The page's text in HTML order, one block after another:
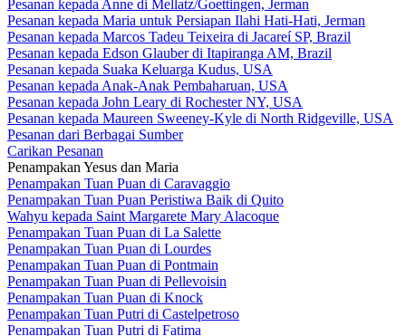
Pesanan kepada Anne di Mellatz/Goettingen, Jerman
Pesanan kepada Maria untuk Persiapan Ilahi Hati-Hati, Jerman
Pesanan kepada Marcos Tadeu Teixeira di Jacareí SP, Brazil
Pesanan kepada Edson Glauber di Itapiranga AM, Brazil
Pesanan kepada Suaka Keluarga Kudus, USA
Pesanan kepada Anak-Anak Pembaharuan, USA
Pesanan kepada John Leary di Rochester NY, USA
Pesanan kepada Maureen Sweeney-Kyle di North Ridgeville, USA
Pesanan dari Berbagai Sumber
Carikan Pesanan
Penampakan Yesus dan Maria
Penampakan Tuan Puan di Caravaggio
Penampakan Tuan Puan Peristiwa Baik di Quito
Wahyu kepada Saint Margarete Mary Alacoque
Penampakan Tuan Puan di La Salette
Penampakan Tuan Puan di Lourdes
Penampakan Tuan Puan di Pontmain
Penampakan Tuan Puan di Pellevoisin
Penampakan Tuan Puan di Knock
Penampakan Tuan Putri di Castelpetroso
Penampakan Tuan Putri di Fatima